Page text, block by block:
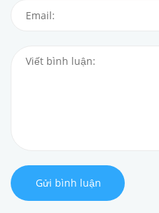
Gửi bình luận